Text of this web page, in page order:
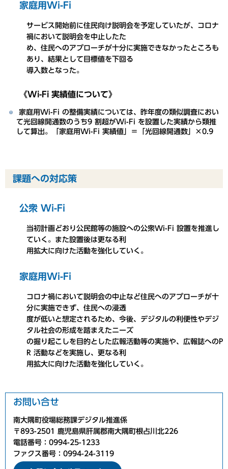
家庭用Wi-Fi
サービス開始前に住民向け説明会を予定していたが、コロナ
禍において説明会を中止したた
め、住民へのアプローチが十分に実施できなかったところも
あり、結果として目標値を下回る
導入数となった。
《Wi-Fi 実績値について》
家庭用Wi-Fi の整備実績については、昨年度の類似調査におい
て光回線開通数のうち9 割超がWi-Fi を設置した実績から類推
して算出。「家庭用Wi-Fi 実績値」＝「光回線開通数」×0.9
課題への対応策
公衆 Wi-Fi
当初計画どおり公民館等の施設への公衆Wi-Fi 設置を推進し
ていく。また設置後は更なる利
用拡大に向けた活動を強化していく。
家庭用Wi-Fi
コロナ禍において説明会の中止など住民へのアプローチが十
分に実施できず、住民への浸透
度が低いと想定されるため、今後、デジタルの利便性やデジ
タル社会の形成を踏まえたニーズ
の掘り起こしを目的とした広報活動等の実施や、広報誌へのP
R 活動などを実施し、更なる利
用拡大に向けた活動を強化していく。
お問い合せ
南大隅町役場総務課デジタル推進係
〒893-2501 鹿児島県肝属郡南大隅町根占川北226
電話番号：0994-25-1233
ファクス番号：0994-24-3119